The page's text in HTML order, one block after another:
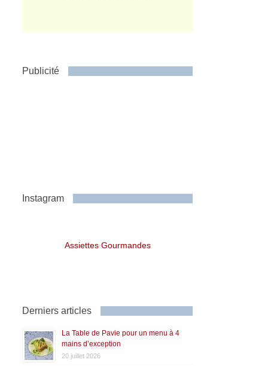
Publicité
Instagram
Assiettes Gourmandes
Derniers articles
La Table de Pavie pour un menu à 4
mains d’exception
20 juillet 2026